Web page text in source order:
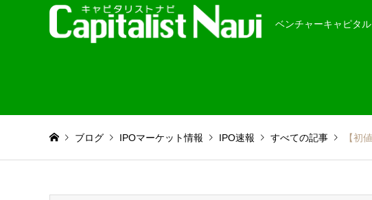
ベンチャーキャピタ
ブログ IPOマーケット情報 IPO速報 すべての記事 【初